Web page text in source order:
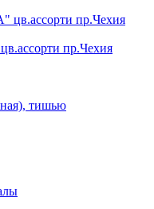
пр.Чехия
тишью